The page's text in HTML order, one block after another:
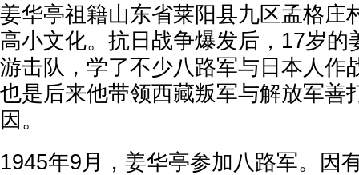
姜华亭祖籍山东省莱阳县九区孟格庄
高小文化。抗日战争爆发后，17岁的
游击队，学了不少八路军与日本人作
也是后来他带领西藏叛军与解放军善
因。
1945年9月，姜华亭参加八路军。因